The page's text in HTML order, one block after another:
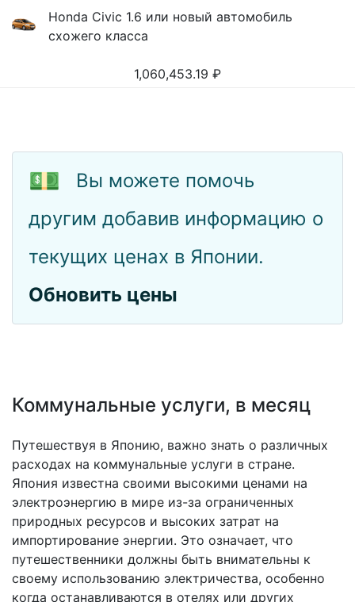
Honda Civic 1.6 или новый автомобиль
схожего класса
1,060,453.19 ₽
💵
Вы можете помочь
другим добавив информацию о
текущих ценах в Японии.
Обновить цены
Коммунальные услуги, в месяц
Путешествуя в Японию, важно знать о различных
расходах на коммунальные услуги в стране.
Япония известна своими высокими ценами на
электроэнергию в мире из-за ограниченных
природных ресурсов и высоких затрат на
импортирование энергии. Это означает, что
путешественники должны быть внимательны к
своему использованию электричества, особенно
когда останавливаются в отелях или других